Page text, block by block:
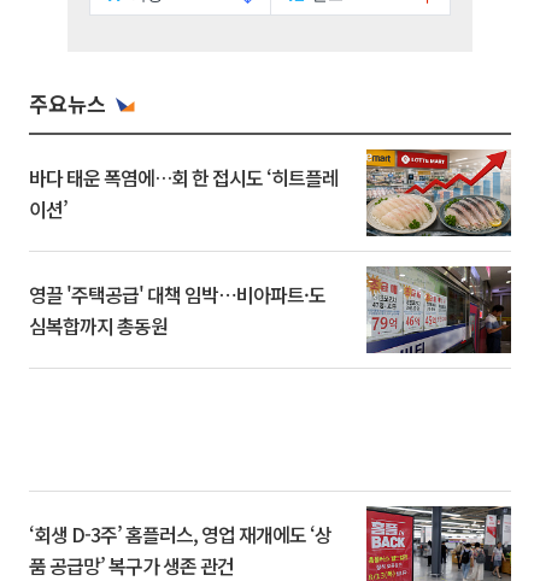
주요뉴스
바다 태운 폭염에…회 한 접시도 ‘히트플레
이션’
영끌 '주택공급' 대책 임박⋯비아파트·도
심복합까지 총동원
‘회생 D-3주’ 홈플러스, 영업 재개에도 ‘상
품 공급망’ 복구가 생존 관건